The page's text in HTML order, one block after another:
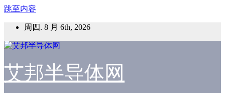
跳至内容
周四. 8 月 6th, 2026
艾邦半导体网